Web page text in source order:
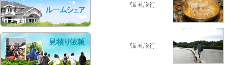
韓国旅行
韓国旅行